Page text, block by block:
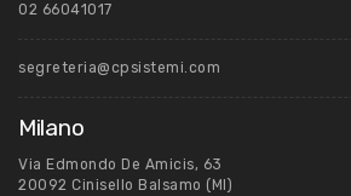
02 66041017
segreteria@cpsistemi.com
Milano
Via Edmondo De Amicis, 63
20092 Cinisello Balsamo (MI)